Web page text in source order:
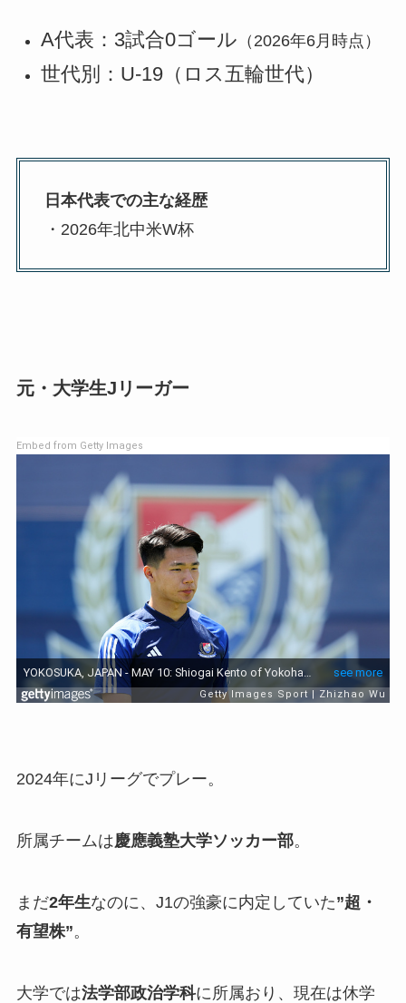
A代表：3試合0ゴール （2026年6月時点）
世代別：U-19（ロス五輪世代）
日本代表での主な経歴
・2026年北中米W杯
元・大学生Jリーガー
Embed from Getty Images
2024年にJリーグでプレー。
所属チームは慶應義塾大学ソッカー部。
まだ2年生なのに、J1の強豪に内定していた”超・
有望株”。
大学では法学部政治学科に所属おり、現在は休学